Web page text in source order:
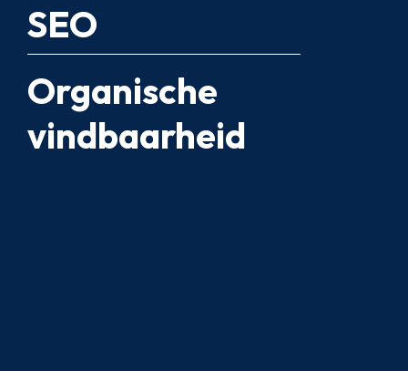
SEO
Organische
vindbaarheid